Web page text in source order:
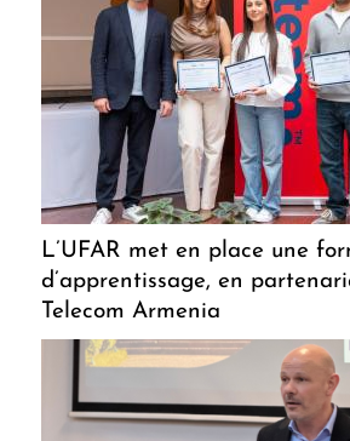
L’UFAR met en place une
d’apprentissage, en
Telecom Armenia